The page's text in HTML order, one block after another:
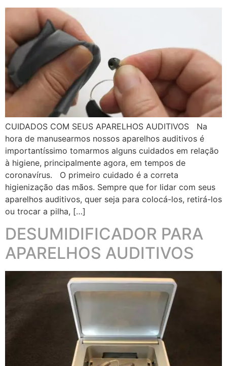
CUIDADOS COM SEUS APARELHOS AUDITIVOS Na
hora de manusearmos nossos aparelhos auditivos é
importantíssimo tomarmos alguns cuidados em relação
à higiene, principalmente agora, em tempos de
coronavírus. O primeiro cuidado é a correta
higienização das mãos. Sempre que for lidar com seus
aparelhos auditivos, quer seja para colocá-los, retirá-los
ou trocar a pilha, […]
DESUMIDIFICADOR PARA
APARELHOS AUDITIVOS